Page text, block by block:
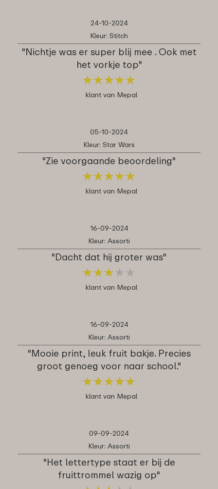
24-10-2024
Kleur: Stitch
"Nichtje was er super blij mee . Ook met
het vorkje top"
★★★★★
★★★★★
klant van Mepal
05-10-2024
Kleur: Star Wars
"Zie voorgaande beoordeling"
★★★★★
★★★★★
klant van Mepal
16-09-2024
Kleur: Assorti
"Dacht dat hij groter was"
★★★ ★ ★
★★★ ★ ★
klant van Mepal
16-09-2024
Kleur: Assorti
"Mooie print, leuk fruit bakje. Precies
groot genoeg voor naar school."
★★★★★
★★★★★
klant van Mepal
09-09-2024
Kleur: Assorti
"Het lettertype staat er bij de
fruittrommel wazig op"